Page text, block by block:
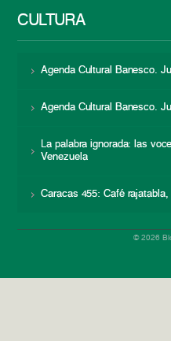
CULTURA
Agenda Cultural Banesco.
Agenda Cultural Banesco.
La palabra ignorada: las
Venezuela
Caracas 455: Café
© 2026